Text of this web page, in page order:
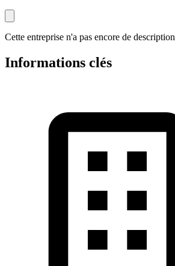
Cette entreprise n'a pas encore de description
Informations clés